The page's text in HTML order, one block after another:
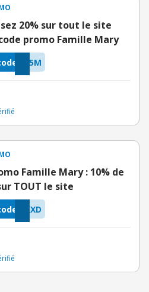
20% sur tout le site
promo Famille Mary
I5M
Famille Mary : 10% de
TOUT le site
KXD